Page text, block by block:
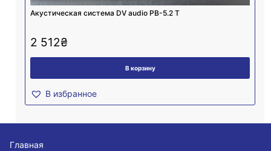
Акустическая система DV audio PB-5.2 T
2 512₴
В корзину
В избранное
Главная